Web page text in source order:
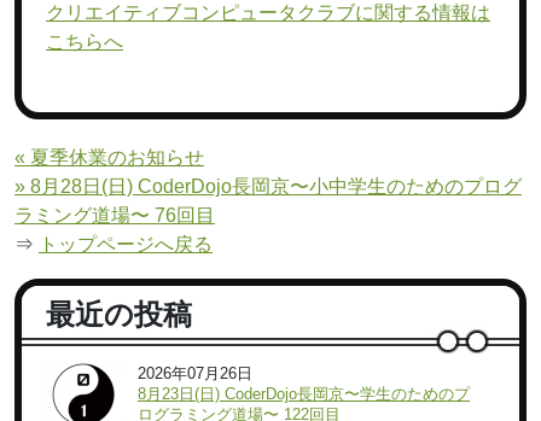
クリエイティブコンピュータクラブに関する情報は
こちらへ
« 夏季休業のお知らせ
» 8月28日(日) CoderDojo長岡京〜小中学生のためのプログ
ラミング道場〜 76回目
⇒
トップページへ戻る
最近の投稿
2026年07月26日
8月23日(日) CoderDojo長岡京〜学生のためのプ
ログラミング道場〜 122回目